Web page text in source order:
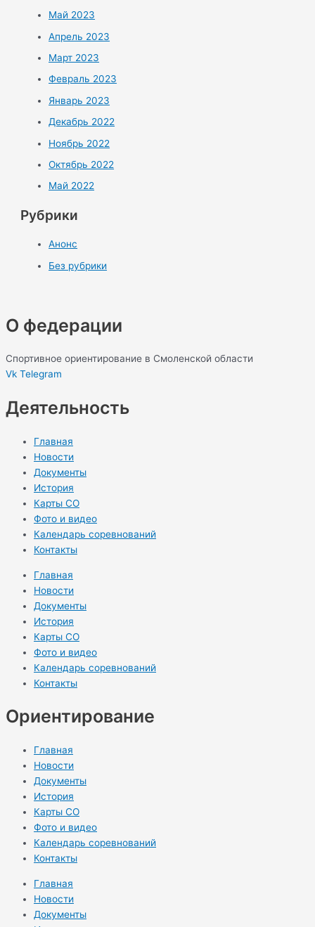
Май 2023
Апрель 2023
Март 2023
Февраль 2023
Январь 2023
Декабрь 2022
Ноябрь 2022
Октябрь 2022
Май 2022
Рубрики
Анонс
Без рубрики
О федерации
Спортивное ориентирование в Смоленской области
Vk Telegram
Деятельность
Главная
Новости
Документы
История
Карты СО
Фото и видео
Календарь соревнований
Контакты
Главная
Новости
Документы
История
Карты СО
Фото и видео
Календарь соревнований
Контакты
Ориентирование
Главная
Новости
Документы
История
Карты СО
Фото и видео
Календарь соревнований
Контакты
Главная
Новости
Документы